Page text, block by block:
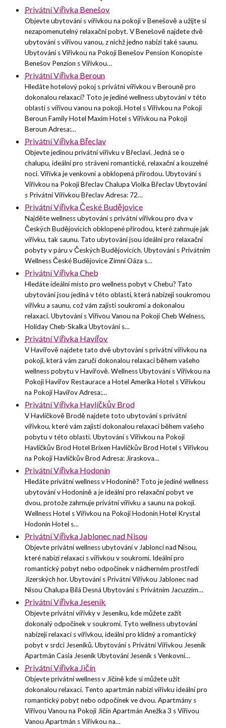
Privátní Vířivka Benešov
Objevte ubytování s vířivkou na pokoji v Benešově a užijte si
nezapomenutelný relaxační pobyt. V Benešově najdete dvě
ubytování s vířivou vanou, z nichž jedno nabízí také saunu.
Ubytování s Vířivkou na Pokoji Benešov Pension Konopiste
Benešov Penzion s Vířivkou…
Privátní Vířivka Beroun
Hledáte hotelový pokoj s privátní vířivkou v Berouně pro
dokonalou relaxaci? Toto je jediné wellness ubytování v této
oblasti s vířivou vanou na pokoji. Hotel s Vířivkou na Pokoji
Beroun Family Hotel Maxim Hotel s Vířivkou na Pokoji
Beroun Adresa:…
Privátní Vířivka Břeclav
Objevte jedinou privátní vířivku v Břeclavi. Jedná se o
chalupu, ideální pro strávení romantické, relaxační a kouzelné
noci. Vířivka je venkovní a obklopená přírodou. Ubytování s
Vířivkou na Pokoji Břeclav Chalupa Violka Břeclav Ubytování
s Privátní Vířivkou Břeclav Adresa: 72…
Privátní Vířivka České Budějovice
Najděte wellness ubytování s privátní vířivkou pro dva v
Českých Budějovicích obklopené přírodou, které zahrnuje jak
vířivku, tak saunu. Tato ubytování jsou ideální pro relaxační
pobyty v páru v Českých Budějovicích. Ubytování s Privátním
Wellness České Budějovice Zimní Oáza s…
Privátní Vířivka Cheb
Hledáte ideální místo pro wellness pobyt v Chebu? Tato
ubytování jsou jediná v této oblasti, která nabízejí soukromou
vířivku a saunu, což vám zajistí soukromí a dokonalou
relaxaci. Ubytování s Vířivou Vanou na Pokoji Cheb Welness,
Holiday Cheb-Skalka Ubytování s…
Privátní Vířivka Havířov
V Havířově najdete tato dvě ubytování s privátní vířivkou na
pokoji, která vám zaručí dokonalou relaxaci během vašeho
wellness pobytu v Havířově. Wellness Ubytování s Vířivkou na
Pokoji Havířov Restaurace a Hotel Amerika Hotel s Vířivkou
na Pokoji Havířov Adresa:…
Privátní Vířivka Havlíčkův Brod
V Havlíčkově Brodě najdete toto ubytování s privátní
vířivkou, které vám zajistí dokonalou relaxaci během vašeho
pobytu v této oblasti. Ubytování s Vířivkou na Pokoji
Havlíčkův Brod Hotel Brixen Havlíčkův Brod Hotel s Vířivkou
na Pokoji Havlíčkův Brod Adresa: Jiraskova…
Privátní Vířivka Hodonín
Hledáte privátní wellness v Hodoníně? Toto je jediné wellness
ubytování v Hodoníně a je ideální pro relaxační pobyt ve
dvou, protože zahrnuje privátní vířivku a saunu na pokoji.
Wellness Hotel s Vířivkou na Pokoji Hodonín Hotel Krystal
Hodonín Hotel s…
Privátní Vířivka Jablonec nad Nisou
Objevte privátní wellness ubytování v Jablonci nad Nisou,
které nabízí relaxaci s vířivkou v soukromí. Ideální pro
romantický pobyt nebo odpočinek v nádherném prostředí
Jizerských hor. Ubytování s Privátní Vířivkou Jablonec nad
Nisou Chalupa Bílá Desná Ubytování s Privátním Jacuzzim…
Privátní Vířivka Jeseník
Objevte privátní vířivky v Jeseníku, kde můžete zažít
dokonalý odpočinek v soukromí. Tyto wellness ubytování
nabízejí relaxaci s vířivkou, ideální pro klidný a romantický
pobyt v srdci Jeseníků. Ubytování s Privátní Vířivkou Jeseník
Apartmán Casia Jeseník Ubytování Jeseník s Venkovní…
Privátní Vířivka Jičín
Objevte privátní wellness v Jičíně kde si můžete užít
dokonalou relaxaci. Tento apartmán nabízí vířivku ideální pro
romantický pobyt nebo odpočinek ve dvou. Apartmány s
Vířivou Vanou na Pokoji Jičín Apartmán Anežka 3 s Vířivou
Vanou Apartmán s Vířivkou na…